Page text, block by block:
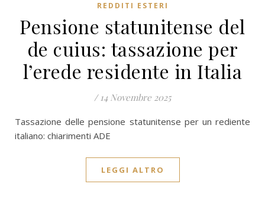
REDDITI ESTERI
Pensione statunitense del
de cuius: tassazione per
l’erede residente in Italia
/ 14 Novembre 2025
Tassazione delle pensione statunitense per un rediente
italiano: chiarimenti ADE
LEGGI ALTRO